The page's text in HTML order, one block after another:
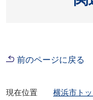
前のページに戻る
現在位置 横浜市ト